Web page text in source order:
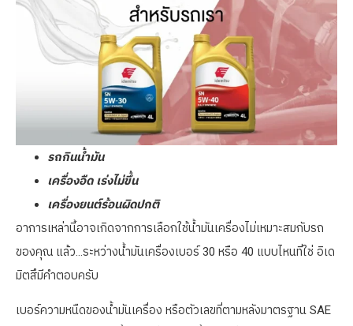
รถกินน้ำมัน
เครื่องอืด เร่งไม่ขึ้น
เครื่องยนต์ร้อนผิดปกติ
อาการเหล่านี้อาจเกิดจากการเลือกใช้น้ำมันเครื่องไม่เหมาะสมกับรถ
ของคุณ แล้ว…ระหว่างน้ำมันเครื่องเบอร์ 30 หรือ 40 แบบไหนที่ใช่ อิเด
มิตสึมีคำตอบครับ
เบอร์ความหนืดของน้ำมันเครื่อง หรือตัวเลขที่ตามหลังมาตรฐาน SAE